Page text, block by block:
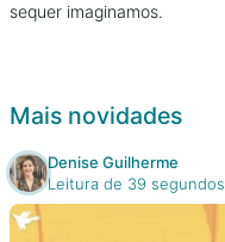
sequer imaginamos.
Mais novidades
Denise Guilherme
Leitura de 39 segundos